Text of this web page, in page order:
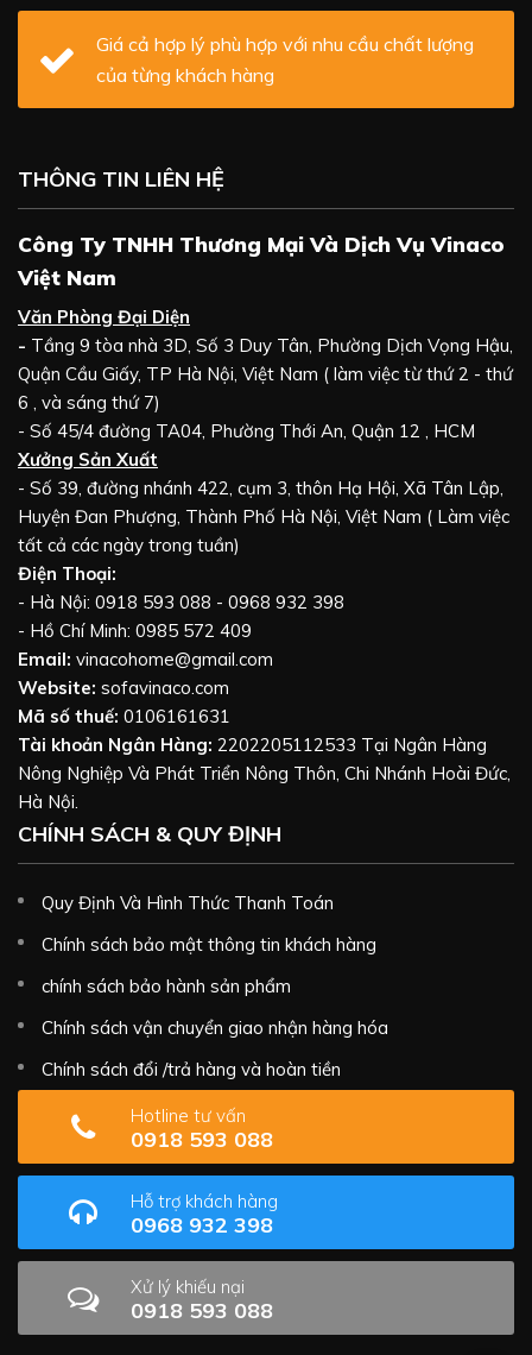
Giá cả hợp lý phù hợp với nhu cầu chất lượng
của từng khách hàng
THÔNG TIN LIÊN HỆ
Công Ty TNHH Thương Mại Và Dịch Vụ Vinaco
Việt Nam
Văn Phòng Đại Diện
- Tầng 9 tòa nhà 3D, Số 3 Duy Tân, Phường Dịch Vọng Hậu,
Quận Cầu Giấy, TP Hà Nội, Việt Nam ( làm việc từ thứ 2 - thứ
6 , và sáng thứ 7)
- Số 45/4 đường TA04, Phường Thới An, Quận 12 , HCM
Xưởng Sản Xuất
- Số 39, đường nhánh 422, cụm 3, thôn Hạ Hội, Xã Tân Lập,
Huyện Đan Phượng, Thành Phố Hà Nội, Việt Nam ( Làm việc
tất cả các ngày trong tuần)
Điện Thoại:
- Hà Nội: 0918 593 088 - 0968 932 398
- Hồ Chí Minh: 0985 572 409
Email: vinacohome@gmail.com
Website: sofavinaco.com
Mã số thuế: 0106161631
Tài khoản Ngân Hàng: 2202205112533 Tại Ngân Hàng
Nông Nghiệp Và Phát Triển Nông Thôn, Chi Nhánh Hoài Đức,
Hà Nội.
CHÍNH SÁCH & QUY ĐỊNH
Quy Định Và Hình Thức Thanh Toán
Chính sách bảo mật thông tin khách hàng
chính sách bảo hành sản phẩm
Chính sách vận chuyển giao nhận hàng hóa
Chính sách đổi /trả hàng và hoàn tiền
Hotline tư vấn
0918 593 088
Hỗ trợ khách hàng
0968 932 398
Xử lý khiếu nại
0918 593 088